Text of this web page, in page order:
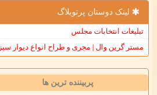
لینک دوستان پرتوبلاگ
تبلیغات انتخابات مجلس
مستر گرین وال | مجری و طراح انواع دیوار سبز
پربیننده ترین ها